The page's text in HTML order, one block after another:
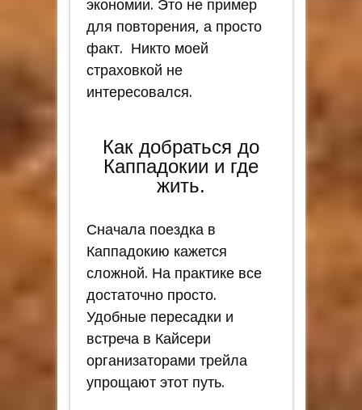
экономии. Это не пример
для повторения, а просто
факт. Никто моей
страховкой не
интересовался.
Как добраться до
Каппадокии и где
жить.
Сначала поездка в
Каппадокию кажется
сложной. На практике все
достаточно просто.
Удобные пересадки и
встреча в Кайсери
организаторами трейла
упрощают этот путь.